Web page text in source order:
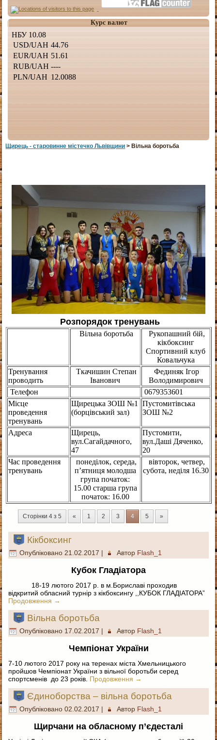
Курс валют
Щирець - старовинне мiстечко Львiвщини > Вільна боротьба
Розпорядок тренувань
Вільна боротьба
Рукопашний бій,
кікбоксинг
Спортивний клуб
Ковальчука
Тренування
проводить
Ткачишин Степан
Іванович
Фединяк Ігор
Володимирович
Телефон
0679353601
Місце
проведення
тренувань
Щирецька ЗОШ №1
(борцівський зал)
Пустомитівська
ЗОШ №2
Адреса
Щирець,
вул.Сагайдачного,
47
Пустомити,
вул.Даші Дяченко,
20
Час проведення
тренувань
понеділок, середа,
п’ятниця молодша
група початок:
15.00 старша група
початок: 16.00
вівторок, четвер,
субота, неділя 16.30
Сторінки 4 з 5 « 1 2 3 4 5 »
Кікбоксинг
Опубліковано 21.02.2017 | Автор Flash_1
Кубок Гладіатора
18-19 лютого 2017 р. в м.Бориславі проходив
відкритий обласний турнір з кікбоксингу ,,КУБОК ГЛАДІАТОРА”
Продовження →
Вільна боротьба
Опубліковано 17.02.2017 | Автор Flash_1
Чемпіонат України
7-10 лютого 2017 року на теренах міста Хмельницького
пройшов Чемпіонат України з вільної боротьби серед
спортсменів до 23 років. Продовження →
Єдиноборства – вільна боротьба
Опубліковано 02.02.2017 | Автор Flash_1
Щирчани на обласному п’єдесталі